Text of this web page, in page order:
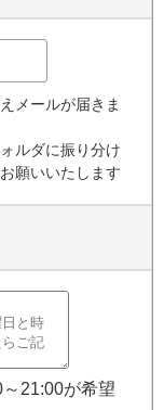
メールが届きま
ルダに振り分け
願いいたします
21:00が希望